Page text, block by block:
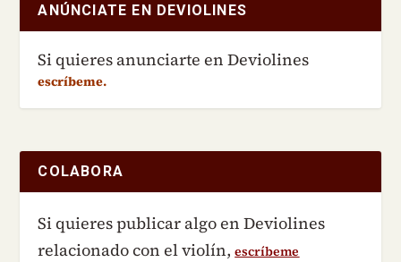
ANÚNCIATE EN DEVIOLINES
Si quieres anunciarte en Deviolines
escríbeme.
COLABORA
Si quieres publicar algo en Deviolines
relacionado con el violín,escríbeme